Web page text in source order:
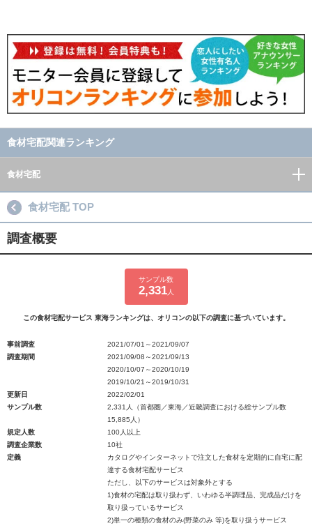
食材宅配関連ランキング
食材宅配
食材宅配 TOP
調査概要
サンプル数
2,331人
この食材宅配サービス 東海ランキングは、オリコンの以下の調査に基づいています。
事前調査
2021/07/01～2021/09/07
調査期間
2021/09/08～2021/09/13
2020/10/07～2020/10/19
2019/10/21～2019/10/31
更新日
2022/02/01
サンプル数
2,331人（首都圏／東海／近畿調査における総サンプル数
15,885人）
規定人数
100人以上
調査企業数
10社
定義
カタログやインターネットで注文した食材を定期的に自宅に配
達する食材宅配サービス
ただし、以下のサービスは対象外とする
1)食材の宅配は取り扱わず、いわゆる半調理品、完成品だけを
取り扱っているサービス
2)単一の種類の食材のみ(野菜のみ 等)を取り扱うサービス